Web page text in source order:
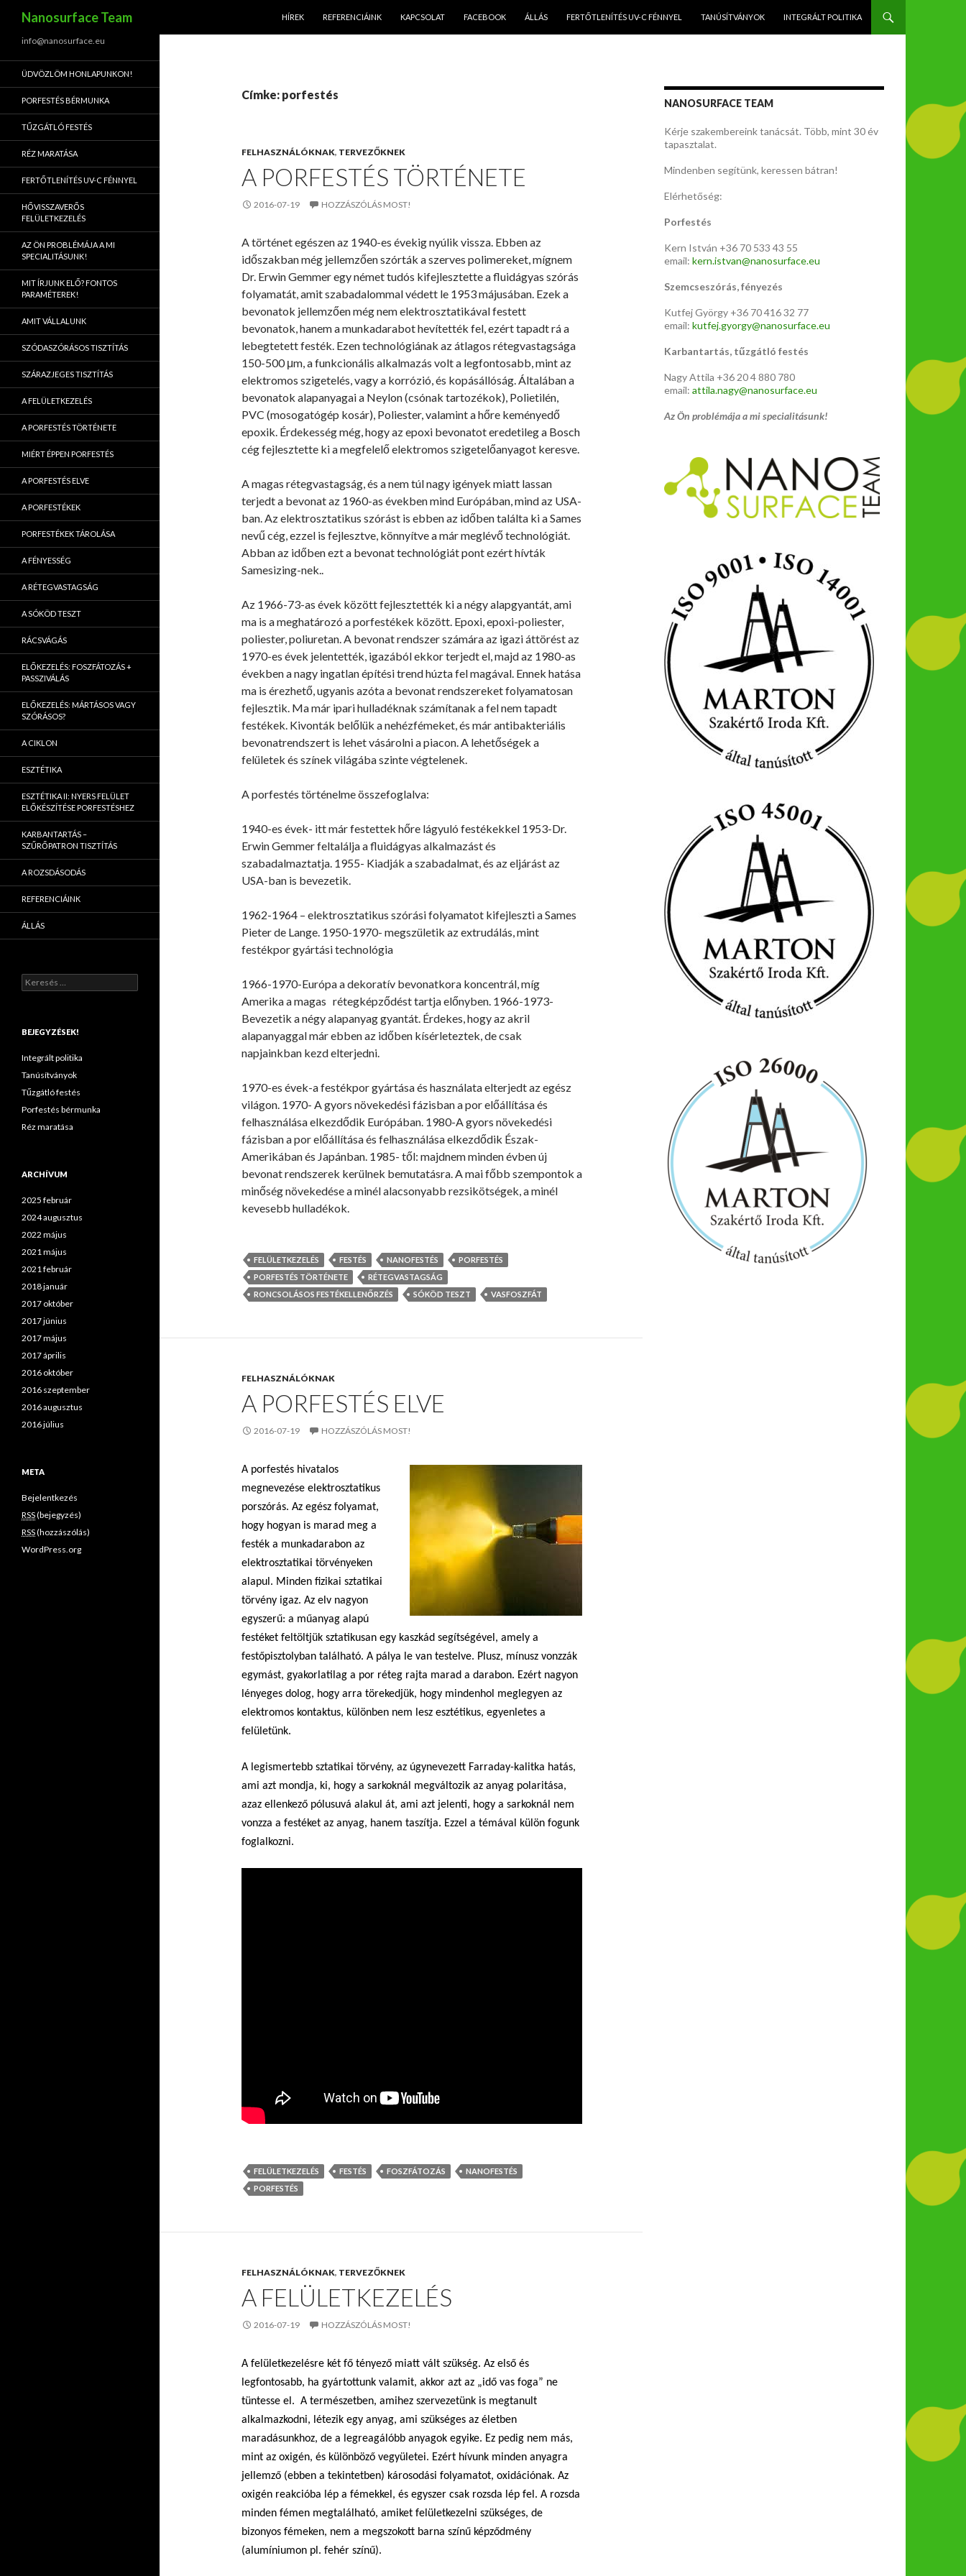
Nanosurface Team
HÍREK
REFERENCIÁINK KAPCSOLAT FACEBOOK ÁLLÁS FERTŐTLENÍTÉS UV-C FÉNNYEL TANÚSÍTVÁNYOK INTEGRÁLT POLITIKA
Címke: porfestés
FELHASZNÁLÓKNAK, TERVEZŐKNEK
A PORFESTÉS TÖRTÉNETE
2016-07-19 HOZZÁSZÓLÁS MOST!
A történet egészen az 1940-es évekig nyúlik vissza. Ebben az
időszakban még jellemzően szórták a szerves polimereket, mígnem
Dr. Erwin Gemmer egy német tudós kifejlesztette a fluidágyas szórás
folyamatát, amit szabadalommal védett le 1953 májusában. Ezek a
bevonatok jellemzően még nem elektrosztatikával festett
bevonatok, hanem a munkadarabot hevítették fel, ezért tapadt rá a
lebegtetett festék. Ezen technológiának az átlagos rétegvastagsága
150-500 μm, a funkcionális alkalmazás volt a legfontosabb, mint az
elektromos szigetelés, vagy a korrózió, és kopásállóság. Általában a
bevonatok alapanyagai a Neylon (csónak tartozékok), Polietilén,
PVC (mosogatógép kosár), Poliester, valamint a hőre keményedő
epoxik. Érdekesség még, hogy az epoxi bevonatot eredetileg a Bosch
cég fejlesztette ki a megfelelő elektromos szigetelőanyagot keresve.
A magas rétegvastagság, és a nem túl nagy igények miatt lassan
terjedt a bevonat az 1960-as években mind Európában, mind az USA-
ban. Az elektrosztatikus szórást is ebben az időben találta ki a Sames
nevű cég, ezzel is fejlesztve, könnyítve a már meglévő technológiát.
Abban az időben ezt a bevonat technológiát pont ezért hívták
Samesizing-nek..
Az 1966-73-as évek között fejlesztették ki a négy alapgyantát, ami
ma is a meghatározó a porfestékek között. Epoxi, epoxi-poliester,
poliester, poliuretan. A bevonat rendszer számára az igazi áttörést az
1970-es évek jelentették, igazából ekkor terjedt el, majd az 1980-as
években a nagy ingatlan építési trend húzta fel magával. Ennek hatása
ma is érezhető, ugyanis azóta a bevonat rendszereket folyamatosan
fejlesztik. Ma már ipari hulladéknak számítanak a fel nem tapadt
festékek. Kivonták belőlük a nehézfémeket, és már antibakteriális
bevonatrendszert is lehet vásárolni a piacon. A lehetőségek a
felületek és színek világába szinte végtelenek.
A porfestés történelme összefoglalva:
1940-es évek- itt már festettek hőre lágyuló festékekkel 1953-Dr.
Erwin Gemmer feltalálja a fluidágyas alkalmazást és
szabadalmaztatja. 1955- Kiadják a szabadalmat, és az eljárást az
USA-ban is bevezetik.
1962-1964 – elektrosztatikus szórási folyamatot kifejleszti a Sames
Pieter de Lange. 1950-1970- megszületik az extrudálás, mint
festékpor gyártási technológia
1966-1970-Európa a dekoratív bevonatkora koncentrál, míg
Amerika a magas rétegképződést tartja előnyben. 1966-1973-
Bevezetik a négy alapanyag gyantát. Érdekes, hogy az akril
alapanyaggal már ebben az időben kísérleteztek, de csak
napjainkban kezd elterjedni.
1970-es évek-a festékpor gyártása és használata elterjedt az egész
világon. 1970- A gyors növekedési fázisban a por előállítása és
felhasználása elkezdődik Európában. 1980-A gyors növekedési
fázisban a por előállítása és felhasználása elkezdődik Észak-
Amerikában és Japánban. 1985- től: majdnem minden évben új
bevonat rendszerek kerülnek bemutatásra. A mai főbb szempontok a
minőség növekedése a minél alacsonyabb rezsikötségek, a minél
kevesebb hulladékok.
FELÜLETKEZELÉS FESTÉS NANOFESTÉS
PORFESTÉS
PORFESTÉS TÖRTÉNETE
RÉTEGVASTAGSÁG
RONCSOLÁSOS FESTÉKELLENŐRZÉS
SÓKÖD TESZT VASFOSZFÁT
FELHASZNÁLÓKNAK
A PORFESTÉS ELVE
2016-07-19 HOZZÁSZÓLÁS MOST!
A porfestés hivatalos
megnevezése elektrosztatikus
porszórás. Az egész folyamat,
hogy hogyan is marad meg a
festék a munkadarabon az
elektrosztatikai törvényeken
alapul. Minden fizikai sztatikai
törvény igaz. Az elv nagyon
egyszerű: a műanyag alapú
festéket feltöltjük sztatikusan egy kaszkád segítségével, amely a
festőpisztolyban található. A pálya le van testelve. Plusz, mínusz vonzzák
egymást, gyakorlatilag a por réteg rajta marad a darabon. Ezért nagyon
lényeges dolog, hogy arra törekedjük, hogy mindenhol meglegyen az
elektromos kontaktus, különben nem lesz esztétikus, egyenletes a
felületünk.
A legismertebb sztatikai törvény, az úgynevezett Farraday-kalitka hatás,
ami azt mondja, ki, hogy a sarkoknál megváltozik az anyag polaritása,
azaz ellenkező pólusuvá alakul át, ami azt jelenti, hogy a sarkoknál nem
vonzza a festéket az anyag, hanem taszítja. Ezzel a témával külön fogunk
foglalkozni.
FELÜLETKEZELÉS FESTÉS FOSZFÁTOZÁS
NANOFESTÉS
PORFESTÉS
FELHASZNÁLÓKNAK, TERVEZŐKNEK
A FELÜLETKEZELÉS
2016-07-19 HOZZÁSZÓLÁS MOST!
A felületkezelésre két fő tényező miatt vált szükség. Az első és
legfontosabb, ha gyártottunk valamit, akkor azt az „idő vas foga” ne
tüntesse el. A természetben, amihez szervezetünk is megtanult
alkalmazkodni, létezik egy anyag, ami szükséges az életben
maradásunkhoz, de a legreagálóbb anyagok egyike. Ez pedig nem más,
mint az oxigén, és különböző vegyületei. Ezért hívunk minden anyagra
jellemző (ebben a tekintetben) károsodási folyamatot, oxidációnak. Az
oxigén reakcióba lép a fémekkel, és egyszer csak rozsda lép fel. A rozsda
minden fémen megtalálható, amiket felületkezelni szükséges, de
bizonyos fémeken, nem a megszokott barna színű képződmény
(alumíniumon pl. fehér színű).
NANOSURFACE TEAM
Kérje szakembereink tanácsát. Több, mint 30 év
tapasztalat.
Mindenben segítünk, keressen bátran!
Elérhetőség:
Porfestés
Kern István +36 70 533 43 55
email: kern.istvan@nanosurface.eu
Szemcseszórás, fényezés
Kutfej György +36 70 416 32 77
email: kutfej.gyorgy@nanosurface.eu
Karbantartás, tűzgátló festés
Nagy Attila +36 20 4 880 780
email: attila.nagy@nanosurface.eu
Az Ön problémája a mi specialitásunk!
info@nanosurface.eu
ÜDVÖZLÖM HONLAPUNKON!
PORFESTÉS BÉRMUNKA
TŰZGÁTLÓ FESTÉS
RÉZ MARATÁSA
FERTŐTLENÍTÉS UV-C FÉNNYEL
HŐVISSZAVERŐS
FELÜLETKEZELÉS
AZ ÖN PROBLÉMÁJA A MI
SPECIALITÁSUNK!
MIT ÍRJUNK ELŐ? FONTOS
PARAMÉTEREK!
AMIT VÁLLALUNK
SZÓDASZÓRÁSOS TISZTÍTÁS
SZÁRAZJEGES TISZTÍTÁS
A FELÜLETKEZELÉS
A PORFESTÉS TÖRTÉNETE
MIÉRT ÉPPEN PORFESTÉS
A PORFESTÉS ELVE
A PORFESTÉKEK
PORFESTÉKEK TÁROLÁSA
A FÉNYESSÉG
A RÉTEGVASTAGSÁG
A SÓKÖD TESZT
RÁCSVÁGÁS
ELŐKEZELÉS: FOSZFÁTOZÁS +
PASSZIVÁLÁS
ELŐKEZELÉS: MÁRTÁSOS VAGY
SZÓRÁSOS?
A CIKLON
ESZTÉTIKA
ESZTÉTIKA II: NYERS FELÜLET
ELŐKÉSZÍTÉSE PORFESTÉSHEZ
KARBANTARTÁS –
SZŰRŐPATRON TISZTÍTÁS
A ROZSDÁSODÁS
REFERENCIÁINK
ÁLLÁS
K
e
s
s
:
BEJEGYZÉSEK!
Integrált politika
Tanúsítványok
Tűzgátló festés
Porfestés bérmunka
Réz maratása
ARCHÍVUM
2025 február
2024 augusztus
2022 május
2021 május
2021 február
2018 január
2017 október
2017 június
2017 május
2017 április
2016 október
2016 szeptember
2016 augusztus
2016 július
META
Bejelentkezés
RSS(bejegyzés)
RSS(hozzászólás)
WordPress.org